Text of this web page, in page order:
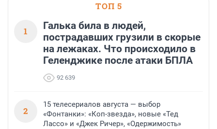
ТОП 5
1
Галька била в людей,
пострадавших грузили в скорые
на лежаках. Что происходило в
Геленджике после атаки БПЛА
92 639
2
15 телесериалов августа — выбор
«Фонтанки»: «Коп-звезда», новые «Тед
Лассо» и «Джек Ричер», «Одержимость»